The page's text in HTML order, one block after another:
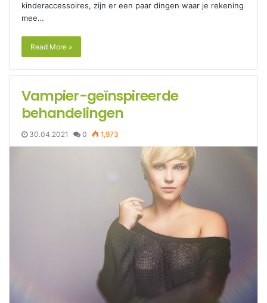
kinderaccessoires, zijn er een paar dingen waar je rekening
mee…
Read More »
Vampier-geïnspireerde
behandelingen
30.04.2021 0 1,973